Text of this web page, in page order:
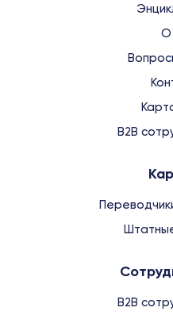
О
B2B
B2B